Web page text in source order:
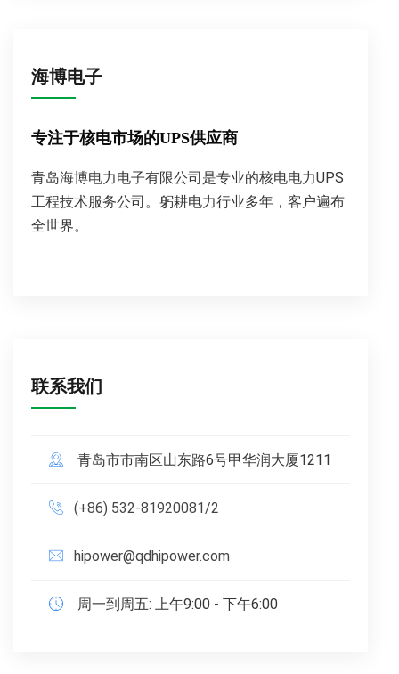
海博电子
专注于核电市场的UPS供应商
青岛海博电力电子有限公司是专业的核电电力UPS
工程技术服务公司。躬耕电力行业多年，客户遍布
全世界。
联系我们
青岛市市南区山东路6号甲华润大厦1211
(+86) 532-81920081/2
hipower@qdhipower.com
周一到周五: 上午9:00 - 下午6:00